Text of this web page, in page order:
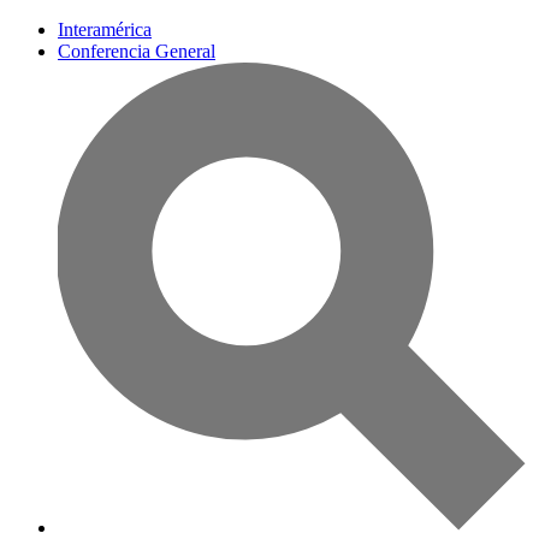
Interamérica
Conferencia General